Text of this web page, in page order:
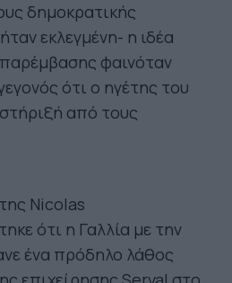
δημοκρατικής
εκλεγμένη- η ιδέα
παρέμβασης φαινόταν
ότι ο ηγέτης του
από τους
Νicolas
ότι η Γαλλία με την
ένα πρόδηλο λάθος